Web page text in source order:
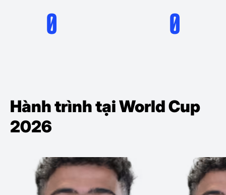
0 0
Hành trình tại World Cup
2026